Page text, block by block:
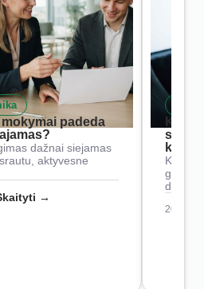
padeda
dažnai siejamas
aktyvesne
→
Kaip
2026-